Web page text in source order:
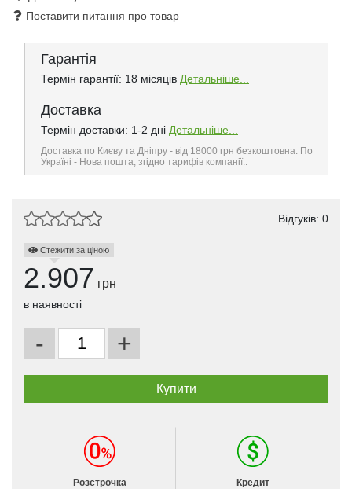
Поставити питання про товар
Гарантія
Термін гарантії: 18 місяців Детальніше...
Доставка
Термін доставки: 1-2 дні Детальніше...
Доставка по Києву та Дніпру - від 18000 грн безкоштовна. По
Україні - Нова пошта, згідно тарифів компанії..
Відгуків: 0
Стежити за ціною
2.907 грн
в наявності
- +
Розстрочка
Кредит